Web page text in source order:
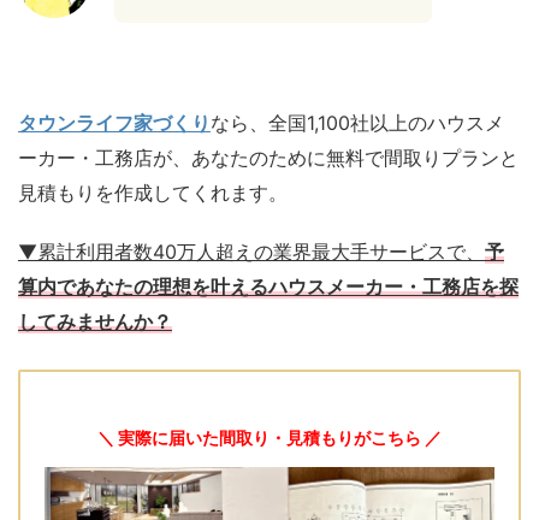
タウンライフ家づくり なら、全国1,100社以上のハウスメ
ーカー・工務店が、あなたのために無料で間取りプランと
見積もりを作成してくれます。
▼累計利用者数40万人超えの業界最大手サービスで、 予
算内であなたの理想を叶えるハウスメーカー・工務店を探
してみませんか？
＼ 実際に届いた間取り・見積もりがこちら ／